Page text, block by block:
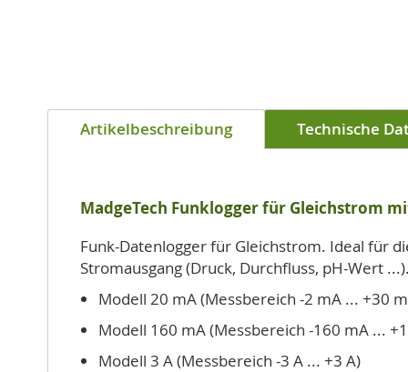
Artikelbeschreibung Technische
MadgeTech Funklogger für Gleichstrom
Funk-Datenlogger für Gleichstrom. Ideal für
Stromausgang (Druck, Durchfluss, pH-Wert ...).
Modell 20 mA (Messbereich -2 mA ... +30
Modell 160 mA (Messbereich -160 mA ...
Modell 3 A (Messbereich -3 A ... +3 A)